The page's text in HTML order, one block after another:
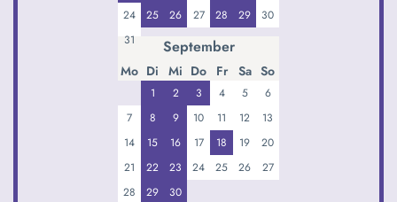
24
25 26 27 28 29
30
31
September
Mo Di Mi Do Fr Sa So
1 2 3 4 5
6
7
8 9 10 11 12
13
14
15 16 17 18 19
20
21
22 23 24 25 26
27
28
29 30